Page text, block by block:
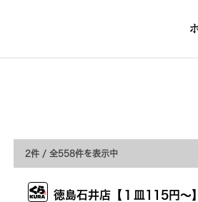
2件 / 全558件を表示中
徳島石井店【１皿115円～】